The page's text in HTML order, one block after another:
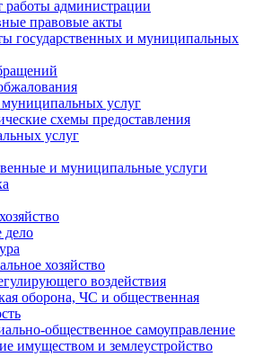
работы администрации
правовые акты
государственных и муниципальных
услуг
схемы предоставления
услуг
и муниципальные услуги
дело
хозяйство
воздействия
оборона, ЧС и общественная
общественное самоуправление
имуществом и землеустройство